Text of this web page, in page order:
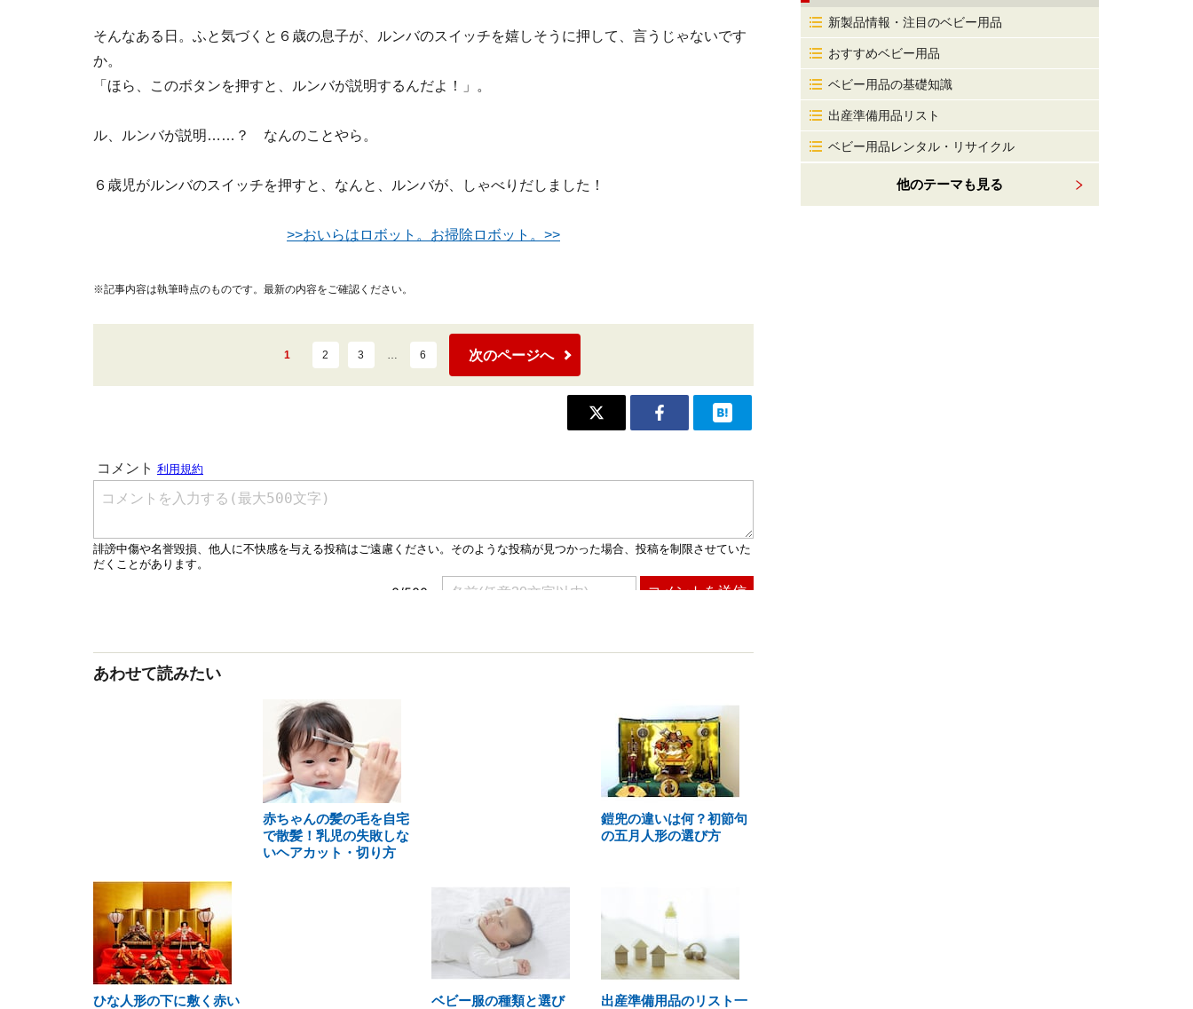
そんなある日。ふと気づくと６歳の息子が、ルンバのスイッチを嬉しそうに押して、言うじゃないです
か。
「ほら、このボタンを押すと、ルンバが説明するんだよ！」。
ル、ルンバが説明……？ なんのことやら。
６歳児がルンバのスイッチを押すと、なんと、ルンバが、しゃべりだしました！
>>おいらはロボット。お掃除ロボット。>>
※記事内容は執筆時点のものです。最新の内容をご確認ください。
1 2 3 … 6 次のページへ
あわせて読みたい
赤ちゃんの髪の毛を自宅
で散髪！乳児の失敗しな
いヘアカット・切り方
鎧兜の違いは何？初節句
の五月人形の選び方
ひな人形の下に敷く赤い
ベビー服の種類と選び
出産準備用品のリスト一
新製品情報・注目のベビー用品
おすすめベビー用品
ベビー用品の基礎知識
出産準備用品リスト
ベビー用品レンタル・リサイクル
他のテーマも見る